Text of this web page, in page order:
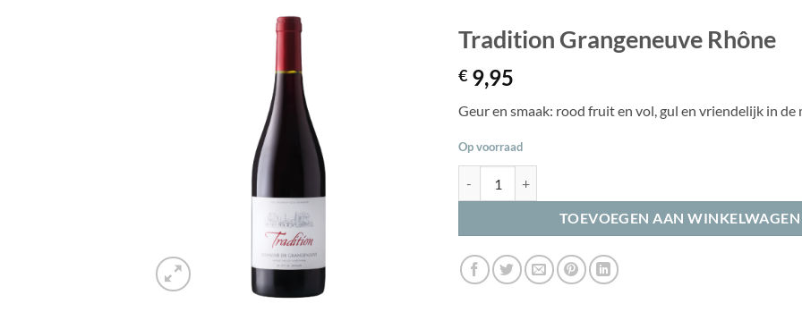
Tradition Grangeneuve Rhône
€ 9,95
Geur en smaak: rood fruit en vol, gul en vriendelijk in de
Op voorraad
TOEVOEGEN AAN WINKELWAGEN